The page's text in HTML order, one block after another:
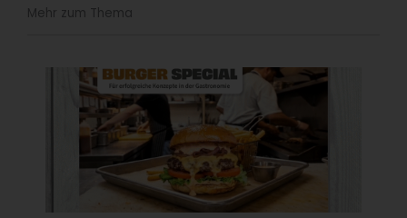
Mehr zum Thema